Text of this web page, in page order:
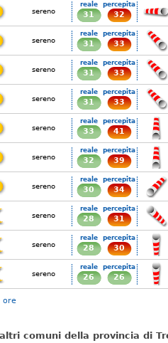
sereno
reale
31
percepita
32
sereno
reale
31
percepita
33
sereno
reale
31
percepita
33
sereno
reale
31
percepita
33
sereno
reale
33
percepita
41
sereno
reale
32
percepita
39
sereno
reale
30
percepita
34
sereno
reale
28
percepita
31
sereno
reale
28
percepita
30
sereno
reale
26
percepita
26
ore
comuni della provincia di